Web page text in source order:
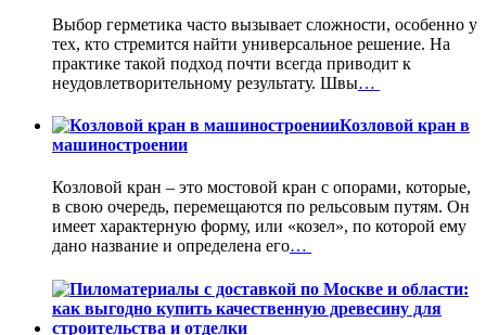
Выбор герметика часто вызывает сложности, особенно у
тех, кто стремится найти универсальное решение. На
практике такой подход почти всегда приводит к
неудовлетворительному результату. Швы…
Козловой кран в
машиностроении
Козловой кран – это мостовой кран с опорами, которые,
в свою очередь, перемещаются по рельсовым путям. Он
имеет характерную форму, или «козел», по которой ему
дано название и определена его…